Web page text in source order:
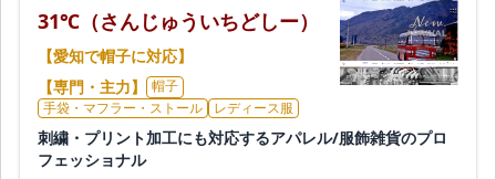
31℃（さんじゅういちどしー）
【愛知で帽子に対応】
【専門・主力】
帽子
手袋・マフラー・ストール
レディース服
刺繍・プリント加工にも対応するアパレル/服飾雑貨のプロ
フェッショナル